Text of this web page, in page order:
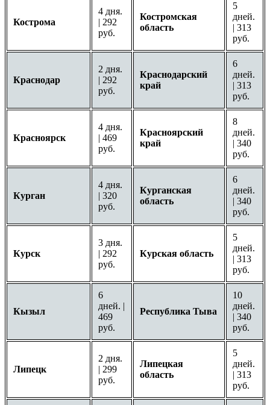
Кострома
4 дня.
| 292
руб.
Костромская
область
5
дней.
| 313
руб.
Краснодар
2 дня.
| 292
руб.
Краснодарский
край
6
дней.
| 313
руб.
Красноярск
4 дня.
| 469
руб.
Красноярский
край
8
дней.
| 340
руб.
Курган
4 дня.
| 320
руб.
Курганская
область
6
дней.
| 340
руб.
Курск
3 дня.
| 292
руб.
Курская область
5
дней.
| 313
руб.
Кызыл
6
дней. |
469
руб.
Республика Тыва
10
дней.
| 340
руб.
Липецк
2 дня.
| 299
руб.
Липецкая
область
5
дней.
| 313
руб.